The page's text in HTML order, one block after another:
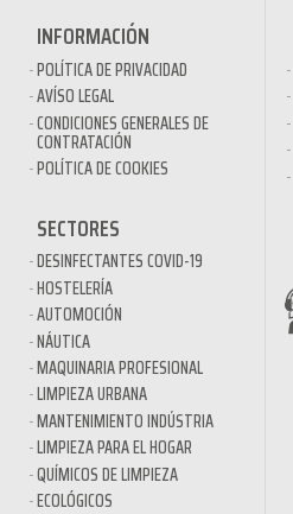
INFORMACIÓN
POLÍTICA DE PRIVACIDAD
AVÍSO LEGAL
CONDICIONES GENERALES DE
CONTRATACIÓN
POLÍTICA DE COOKIES
SECTORES
DESINFECTANTES COVID-19
HOSTELERÍA
AUTOMOCIÓN
NÁUTICA
MAQUINARIA PROFESIONAL
LIMPIEZA URBANA
MANTENIMIENTO INDÚSTRIA
LIMPIEZA PARA EL HOGAR
QUÍMICOS DE LIMPIEZA
ECOLÓGICOS